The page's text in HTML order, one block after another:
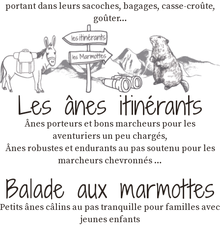
portant dans leurs sacoches, bagages, casse-croûte,
goûter…
Les ânes itinérants
Ânes porteurs et bons marcheurs pour les
aventuriers un peu chargés,
Ânes robustes et endurants au pas soutenu pour les
marcheurs chevronnés …
Balade aux marmottes
Petits ânes câlins au pas tranquille pour familles avec
jeunes enfants